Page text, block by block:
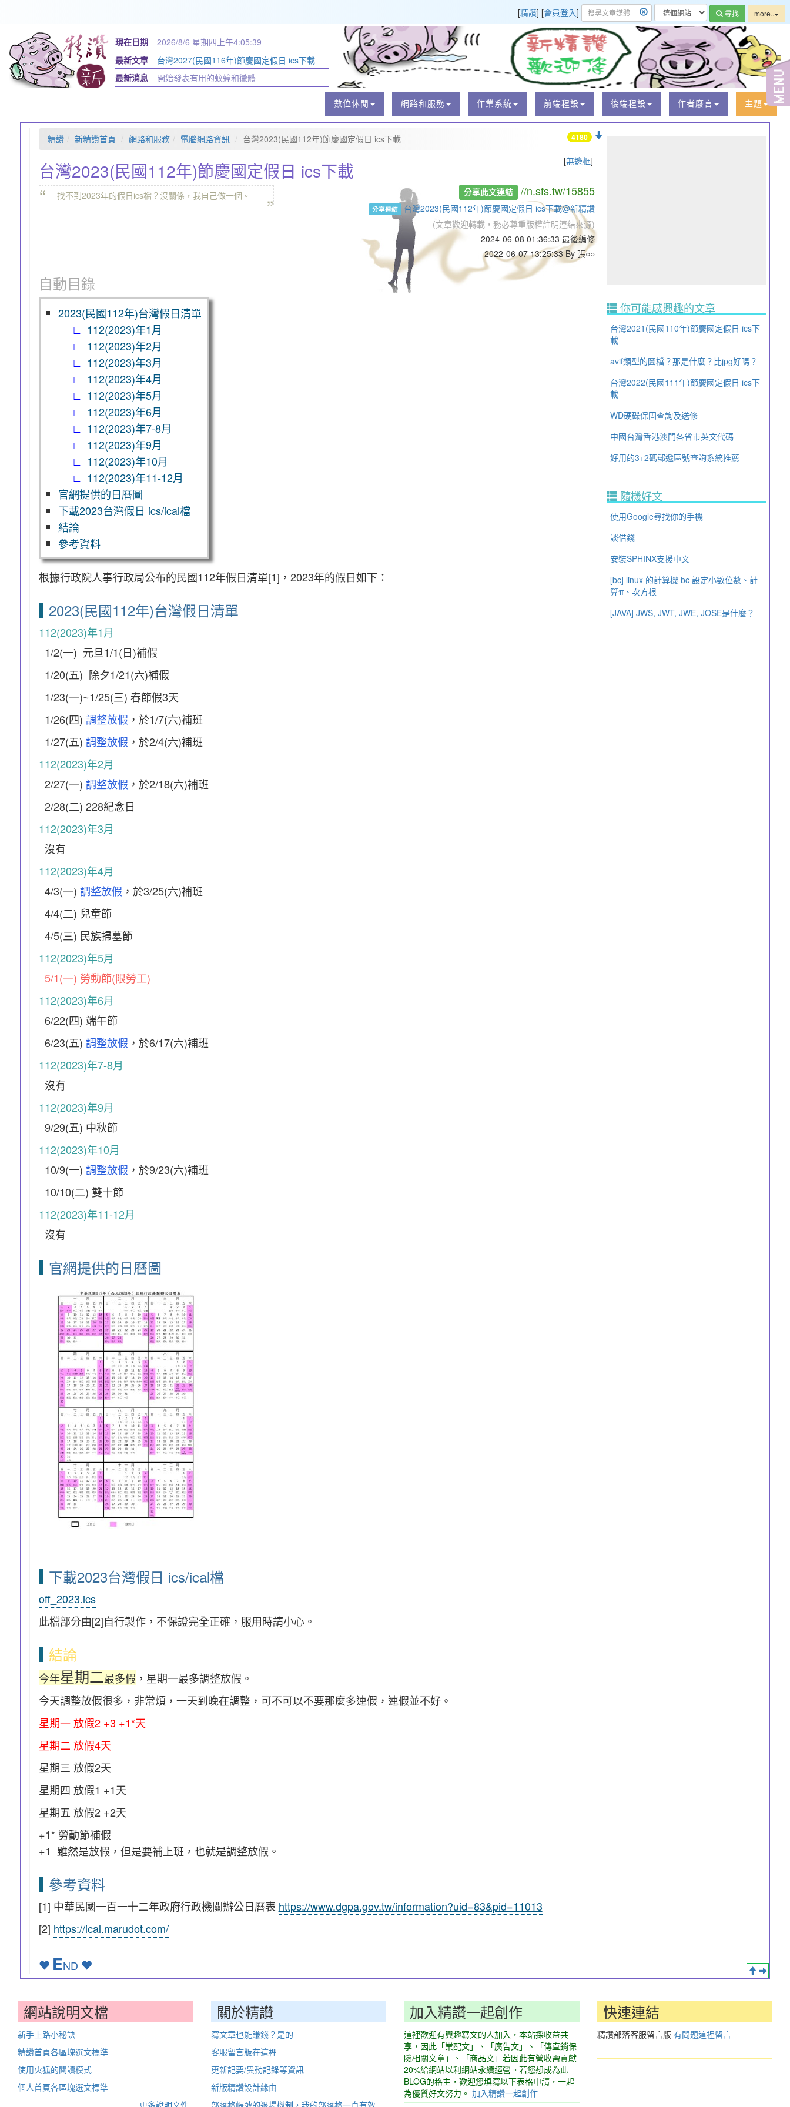
[精讚] [會員登入] 尋找 more..
現在日期 2026/8/6 星期四 上午4:05:40
最新文章
台灣2027(民國116年)節慶國定假日 ics下載
最新消息
開始發表有用的蚊蟑和黴體
數位休閒 網路和服務 作業系統 前端程設 後端程設 作者廢言 主題
[無邊框]
精讚 新精讚首頁 網路和服務 電腦網路資訊 台灣2023(民國112年)節慶國定假日 ics下載 4180
台灣2023(民國112年)節慶國定假日 ics下載
“ 找不到2023年的假日ics檔？沒關係，我自己做一個。 „ 分享此文連結 //n.sfs.tw/15855
分享連結
台灣2023(民國112年)節慶國定假日 ics下載@新精讚
(文章歡迎轉載，務必尊重版權註明連結來源)
2024-06-08 01:36:33 最後編修
2022-06-07 13:25:33 By 張○○
自動目錄
2023(民國112年)台灣假日清單
112(2023)年1月
112(2023)年2月
112(2023)年3月
112(2023)年4月
112(2023)年5月
112(2023)年6月
112(2023)年7-8月
112(2023)年9月
112(2023)年10月
112(2023)年11-12月
官網提供的日曆圖
下載2023台灣假日 ics/ical檔
結論
參考資料
根據行政院人事行政局公布的民國112年假日清單[1]，2023年的假日如下：
2023(民國112年)台灣假日清單
112(2023)年1月
1/2(一) 元旦1/1(日)補假
1/20(五) 除夕1/21(六)補假
1/23(一)~1/25(三) 春節假3天
1/26(四) 調整放假 ，於1/7(六)補班
1/27(五) 調整放假 ，於2/4(六)補班
112(2023)年2月
2/27(一) 調整放假 ，於2/18(六)補班
2/28(二) 228紀念日
112(2023)年3月
沒有
112(2023)年4月
4/3(一) 調整放假 ，於3/25(六)補班
4/4(二) 兒童節
4/5(三) 民族掃墓節
112(2023)年5月
5/1(一) 勞動節(限勞工)
112(2023)年6月
6/22(四) 端午節
6/23(五) 調整放假 ，於6/17(六)補班
112(2023)年7-8月
沒有
112(2023)年9月
9/29(五) 中秋節
112(2023)年10月
10/9(一) 調整放假 ，於9/23(六)補班
10/10(二) 雙十節
112(2023)年11-12月
沒有
官網提供的日曆圖
下載2023台灣假日 ics/ical檔
off_2023.ics
此檔部分由[2]自行製作，不保證完全正確，服用時請小心。
結論
今年星期二最多假 ，星期一最多調整放假。
今天調整放假很多，非常煩，一天到晚在調整，可不可以不要那麼多連假，連假並不好。
星期一 放假2 +3 +1*天
星期二 放假4天
星期三 放假2天
星期四 放假1 +1天
星期五 放假2 +2天
+1* 勞動節補假
+1 雖然是放假，但是要補上班，也就是調整放假。
參考資料
[1] 中華民國一百一十二年政府行政機關辦公日曆表 https://www.dgpa.gov.tw/information?uid=83&pid=11013
[2] https://ical.marudot.com/
END
你可能感興趣的文章
台灣2021(民國110年)節慶國定假日 ics下
載
avif類型的圖檔？那是什麼？比jpg好嗎？
台灣2022(民國111年)節慶國定假日 ics下
載
WD硬碟保固查詢及送修
中國台灣香港澳門各省市英文代碼
好用的3+2碼郵遞區號查詢系統推薦
隨機好文
使用Google尋找你的手機
談借錢
安裝SPHINX支援中文
[bc] linux 的計算機 bc 設定小數位數、計
算π、次方根
[JAVA] JWS, JWT, JWE, JOSE是什麼？
網站說明文檔
新手上路小秘訣
精讚首頁各區塊選文標準
使用火狐的閱讀模式
個人首頁各區塊選文標準
關於精讚
寫文章也能賺錢？是的
客服留言版在這裡
更新記要/異動記錄等資訊
新版精讚設計緣由
加入精讚一起創作
這裡歡迎有興趣寫文的人加入，本站採收益共
享，因此「業配文」、「廣告文」、「傳直銷保
險相關文章」、「商品文」若因此有營收需貢獻
20%給網站以利網站永續經營。若您想成為此
BLOG的格主，歡迎您填寫以下表格申請，一起
為優質好文努力。 加入精讚一起創作
快速連結
精讚部落客服留言版 有問題這裡留言